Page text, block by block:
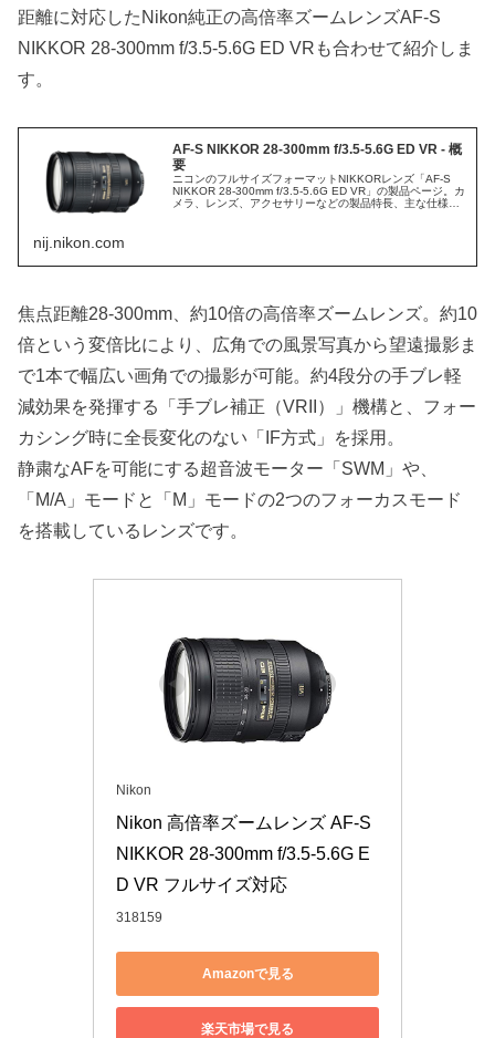
距離に対応したNikon純正の高倍率ズームレンズAF-S
NIKKOR 28-300mm f/3.5-5.6G ED VRも合わせて紹介しま
す。
AF-S NIKKOR 28-300mm f/3.5-5.6G ED VR - 概
要
ニコンのフルサイズフォーマットNIKKORレンズ「AF-S
NIKKOR 28-300mm f/3.5-5.6G ED VR」の製品ページ。カ
メラ、レンズ、アクセサリーなどの製品特長、主な仕様、
nij.nikon.com
焦点距離28-300mm、約10倍の高倍率ズームレンズ。約10
倍という変倍比により、広角での風景写真から望遠撮影ま
で1本で幅広い画角での撮影が可能。約4段分の手ブレ軽
減効果を発揮する「手ブレ補正（VRII）」機構と、フォー
カシング時に全長変化のない「IF方式」を採用。
静粛なAFを可能にする超音波モーター「SWM」や、
「M/A」モードと「M」モードの2つのフォーカスモード
を搭載しているレンズです。
Nikon
Nikon 高倍率ズームレンズ AF-S
NIKKOR 28-300mm f/3.5-5.6G E
D VR フルサイズ対応
318159
Amazonで見る
楽天市場で見る